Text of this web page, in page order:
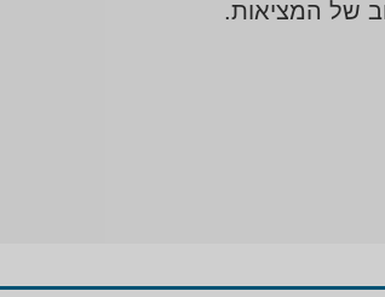
שנים רבות לקורס המפקדים
גם תובנות רבות בעלות אופי
של המציאות.